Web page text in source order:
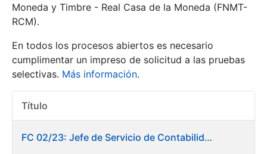
Mostrar/Ocultar
Moneda y Timbre - Real Casa de la Moneda (FNMT-
RCM).
En todos los procesos abiertos es necesario
cumplimentar un impreso de solicitud a las pruebas
selectivas. Más información.
Título
FC 02/23: Jefe de Servicio de Contabilidad